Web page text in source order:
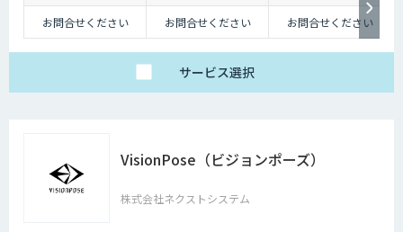
お問合せください
お問合せください お問合せください
サービス選択
VisionPose（ビジョンポーズ）
株式会社ネクストシステム